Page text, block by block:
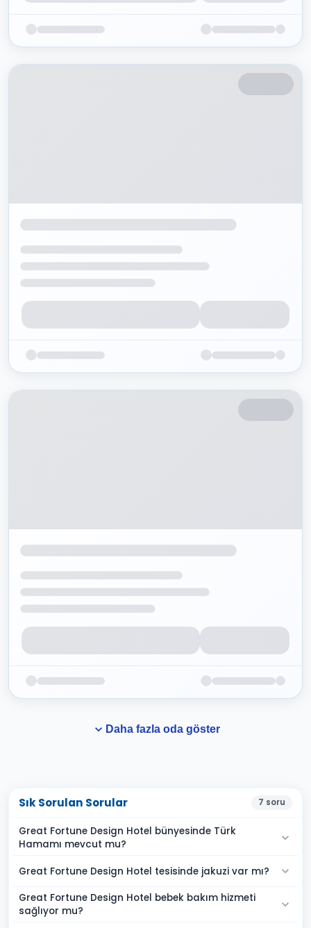
Daha fazla oda göster
Sık Sorulan Sorular 7 soru
Great Fortune Design Hotel bünyesinde Türk
Hamamı mevcut mu?
Great Fortune Design Hotel tesisinde jakuzi var mı?
Great Fortune Design Hotel bebek bakım hizmeti
sağlıyor mu?